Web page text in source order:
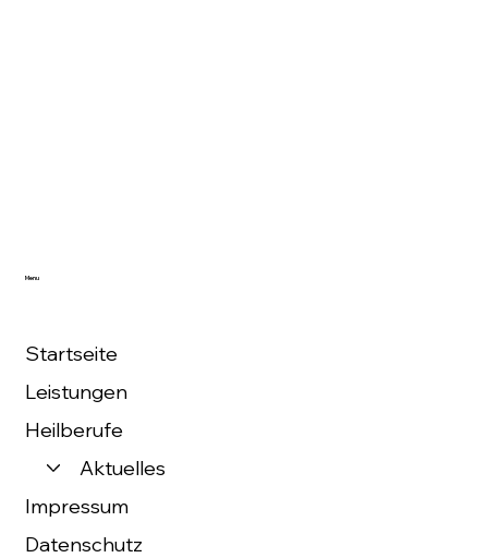
Startseite
Leistungen
Heilberufe
Aktuelles
Impressum
Datenschutz
Menu